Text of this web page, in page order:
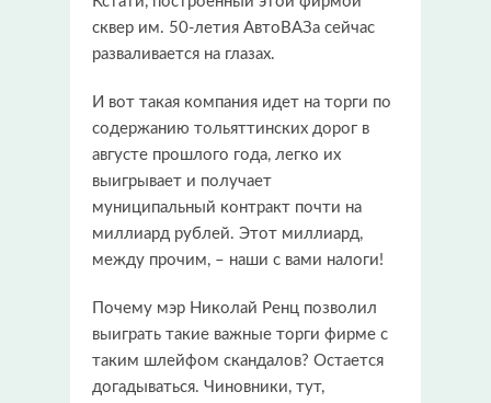
сквер им. 50-летия АвтоВАЗа сейчас
разваливается на глазах.
И вот такая компания идет на торги по
содержанию тольяттинских дорог в
августе прошлого года, легко их
выигрывает и получает
муниципальный контракт почти на
миллиард рублей. Этот миллиард,
между прочим, – наши с вами налоги!
Почему мэр Николай Ренц позволил
выиграть такие важные торги фирме с
таким шлейфом скандалов? Остается
догадываться. Чиновники, тут,